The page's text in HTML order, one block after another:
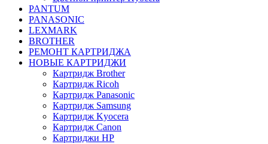
PANTUM
PANASONIC
LEXMARK
BROTHER
РЕМОНТ КАРТРИДЖА
НОВЫЕ КАРТРИДЖИ
Картридж Brother
Картридж Ricoh
Картридж Panasonic
Картридж Samsung
Картридж Kyocera
Картридж Canon
Картриджи HP